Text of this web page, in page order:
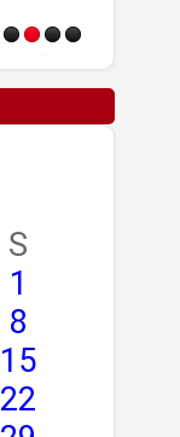
S
1
8
15
22